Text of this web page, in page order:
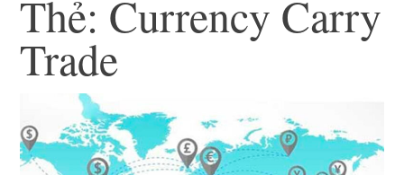
Thẻ: Currency Carry
Trade